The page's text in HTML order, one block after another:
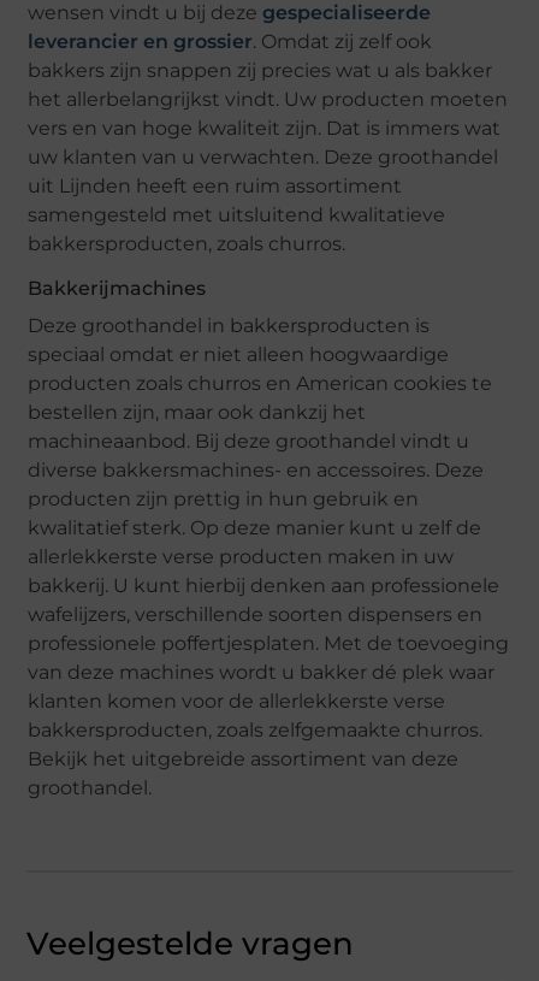
wensen vindt u bij dezegespecialiseerde
leverancier en grossier. Omdat zij zelf ook
bakkers zijn snappen zij precies wat u als bakker
het allerbelangrijkst vindt. Uw producten moeten
vers en van hoge kwaliteit zijn. Dat is immers wat
uw klanten van u verwachten. Deze groothandel
uit Lijnden heeft een ruim assortiment
samengesteld met uitsluitend kwalitatieve
bakkersproducten, zoals churros.
Bakkerijmachines
Deze groothandel in bakkersproducten is
speciaal omdat er niet alleen hoogwaardige
producten zoals churros en American cookies te
bestellen zijn, maar ook dankzij het
machineaanbod. Bij deze groothandel vindt u
diverse bakkersmachines- en accessoires. Deze
producten zijn prettig in hun gebruik en
kwalitatief sterk. Op deze manier kunt u zelf de
allerlekkerste verse producten maken in uw
bakkerij. U kunt hierbij denken aan professionele
wafelijzers, verschillende soorten dispensers en
professionele poffertjesplaten. Met de toevoeging
van deze machines wordt u bakker dé plek waar
klanten komen voor de allerlekkerste verse
bakkersproducten, zoals zelfgemaakte churros.
Bekijk het uitgebreide assortiment van deze
groothandel.
Veelgestelde vragen